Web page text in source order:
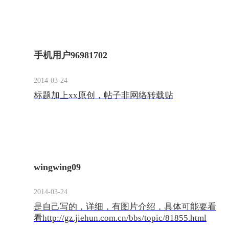
手机用户96981702
2014-03-24
标题加上xx原创，帖子非网络转载贴
wingwing09
2014-03-24
是自己写的，详细，有图片介绍，具体可能要看
看http://gz.jiehun.com.cn/bbs/topic/81855.html